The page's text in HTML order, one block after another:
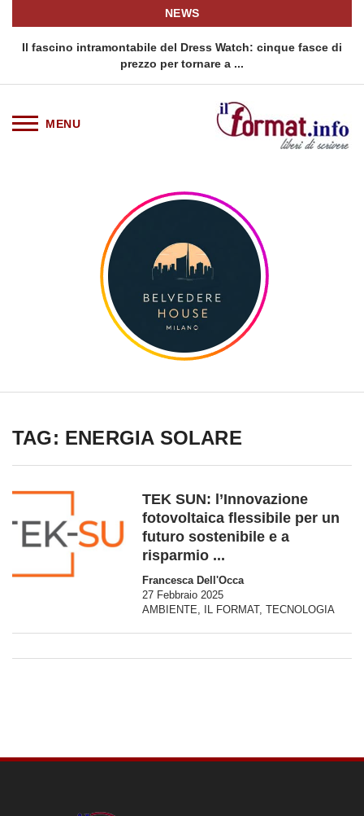
NEWS
Il fascino intramontabile del Dress Watch: cinque fasce di
prezzo per tornare a ...
TAG: ENERGIA SOLARE
TEK SUN: l’Innovazione
fotovoltaica flessibile per un
futuro sostenibile e a
risparmio ...
Francesca Dell'Occa
27 Febbraio 2025
AMBIENTE, IL FORMAT, TECNOLOGIA